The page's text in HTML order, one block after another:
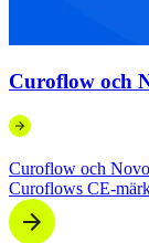
Curoflow och
Curoflow och Novo
Curoflows